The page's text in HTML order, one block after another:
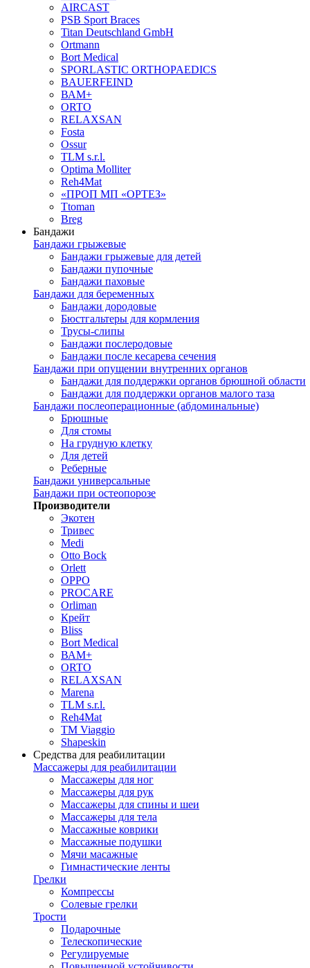
AIRCAST
PSB Sport Braces
Titan Deutschland GmbH
Ortmann
Bort Medical
SPORLASTIC ORTHOPAEDICS
BAUERFEIND
ВАМ+
ORTO
RELAXSAN
Fosta
Ossur
TLM s.r.l.
Optima Molliter
Reh4Mat
«ПРОП МП «ОРТЕЗ»
Ttoman
Breg
Бандажи
Бандажи грыжевые
Бандажи грыжевые для детей
Бандажи пупочные
Бандажи паховые
Бандажи для беременных
Бандажи дородовые
Бюстгальтеры для кормления
Трусы-слипы
Бандажи послеродовые
Бандажи после кесарева сечения
Бандажи при опущении внутренних органов
Бандажи для поддержки органов брюшной области
Бандажи для поддержки органов малого таза
Бандажи послеоперационные (абдоминальные)
Брюшные
Для стомы
На грудную клетку
Для детей
Реберные
Бандажи универсальные
Бандажи при остеопорозе
Производители
Экотен
Тривес
Medi
Otto Bock
Orlett
OPPO
PROCARE
Orliman
Крейт
Bliss
Bort Medical
ВАМ+
ORTO
RELAXSAN
Marena
TLM s.r.l.
Reh4Mat
TM Viaggio
Shapeskin
Средства для реабилитации
Массажеры для реабилитации
Массажеры для ног
Массажеры для рук
Массажеры для спины и шеи
Массажеры для тела
Массажные коврики
Массажные подушки
Мячи масажные
Гимнастические ленты
Грелки
Компрессы
Солевые грелки
Трости
Подарочные
Телескопические
Регулируемые